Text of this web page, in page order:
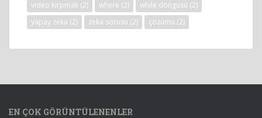
video kırpmak (2) where (2) while döngüsü (2)
yapay zeka (2) zeka sorusu (2) çözümü (2)
EN ÇOK GÖRÜNTÜLENENLER